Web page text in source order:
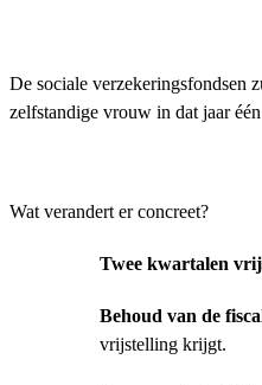
De sociale verzekeringsfondsen
zelfstandige vrouw in dat jaar
Wat verandert er concreet?
Twee kwartalen
Behoud van de
vrijstelling krijgt.